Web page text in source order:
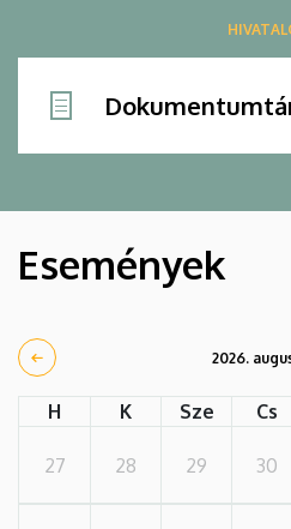
Események
2026.
H K Sze Cs
27 28 29 30